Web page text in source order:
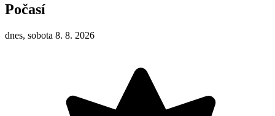
Počasí
dnes, sobota 8. 8. 2026